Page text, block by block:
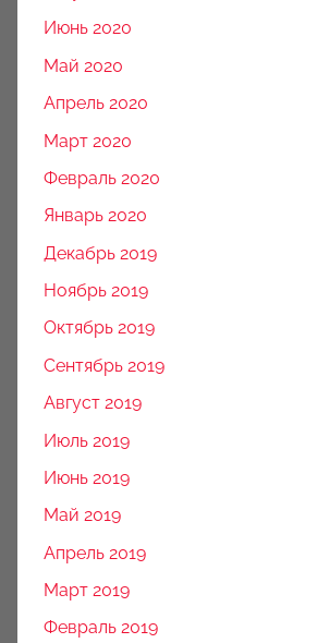
Июнь 2020
Май 2020
Апрель 2020
Март 2020
Февраль 2020
Январь 2020
Декабрь 2019
Ноябрь 2019
Октябрь 2019
Сентябрь 2019
Август 2019
Июль 2019
Июнь 2019
Май 2019
Апрель 2019
Март 2019
Февраль 2019